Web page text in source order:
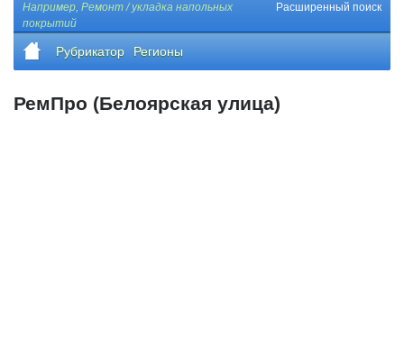
Например, Ремонт / укладка напольных
покрытий
Расширенный поиск
Рубрикатор Регионы
РемПро (Белоярская улица)